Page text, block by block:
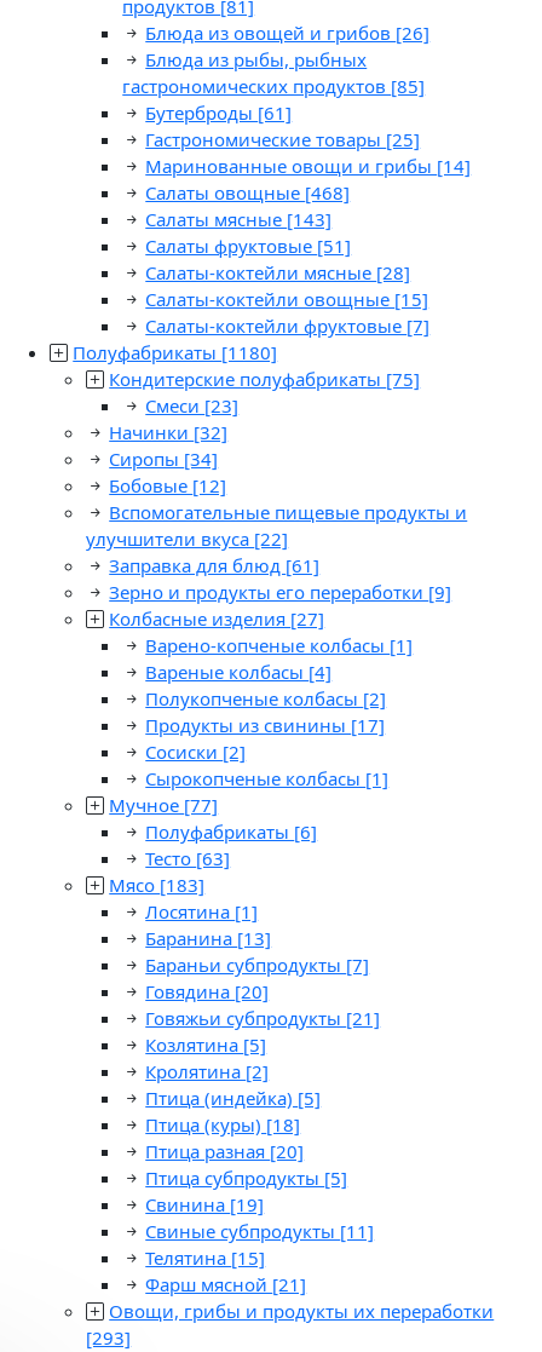
продуктов [81]
Блюда из овощей и грибов [26]
Блюда из рыбы, рыбных
гастрономических продуктов [85]
Бутерброды [61]
Гастрономические товары [25]
Маринованные овощи и грибы [14]
Салаты овощные [468]
Салаты мясные [143]
Салаты фруктовые [51]
Салаты-коктейли мясные [28]
Салаты-коктейли овощные [15]
Салаты-коктейли фруктовые [7]
Полуфабрикаты [1180]
Кондитерские полуфабрикаты [75]
Смеси [23]
Начинки [32]
Сиропы [34]
Бобовые [12]
Вспомогательные пищевые продукты и
улучшители вкуса [22]
Заправка для блюд [61]
Зерно и продукты его переработки [9]
Колбасные изделия [27]
Варено-копченые колбасы [1]
Вареные колбасы [4]
Полукопченые колбасы [2]
Продукты из свинины [17]
Сосиски [2]
Сырокопченые колбасы [1]
Мучное [77]
Полуфабрикаты [6]
Тесто [63]
Мясо [183]
Лосятина [1]
Баранина [13]
Бараньи субпродукты [7]
Говядина [20]
Говяжьи субпродукты [21]
Козлятина [5]
Кролятина [2]
Птица (индейка) [5]
Птица (куры) [18]
Птица разная [20]
Птица субпродукты [5]
Свинина [19]
Свиные субпродукты [11]
Телятина [15]
Фарш мясной [21]
Овощи, грибы и продукты их переработки
[293]